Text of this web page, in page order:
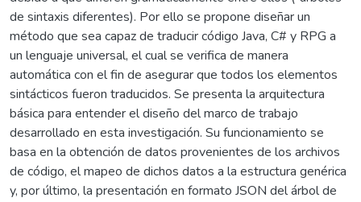
de sintaxis diferentes). Por ello se propone diseñar un
método que sea capaz de traducir código Java, C# y RPG a
un lenguaje universal, el cual se verifica de manera
automática con el fin de asegurar que todos los elementos
sintácticos fueron traducidos. Se presenta la arquitectura
básica para entender el diseño del marco de trabajo
desarrollado en esta investigación. Su funcionamiento se
basa en la obtención de datos provenientes de los archivos
de código, el mapeo de dichos datos a la estructura genérica
y, por último, la presentación en formato JSON del árbol de